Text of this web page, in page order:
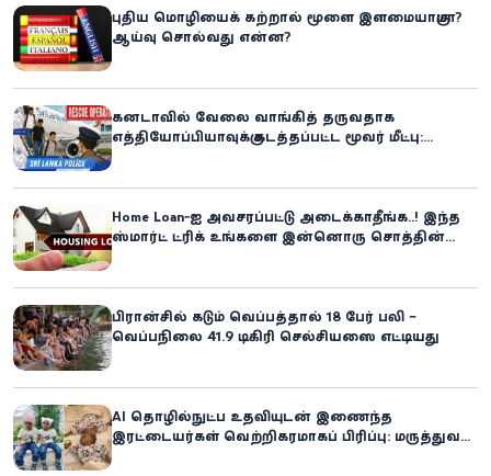
புதிய மொழியைக் கற்றால் மூளை இளமையாகுமா?
ஆய்வு சொல்வது என்ன?
கனடாவில் வேலை வாங்கித் தருவதாக
எத்தியோப்பியாவுக்கு கடத்தப்பட்ட மூவர் மீட்பு:
Home Loan-ஐ அவசரப்பட்டு அடைக்காதீங்க..! இந்த
ஸ்மார்ட் ட்ரிக் உங்களை இன்னொரு சொத்தின்
பிரான்சில் கடும் வெப்பத்தால் 18 பேர் பலி –
வெப்பநிலை 41.9 டிகிரி செல்சியஸை எட்டியது
AI தொழில்நுட்ப உதவியுடன் இணைந்த
இரட்டையர்கள் வெற்றிகரமாகப் பிரிப்பு: மருத்துவ